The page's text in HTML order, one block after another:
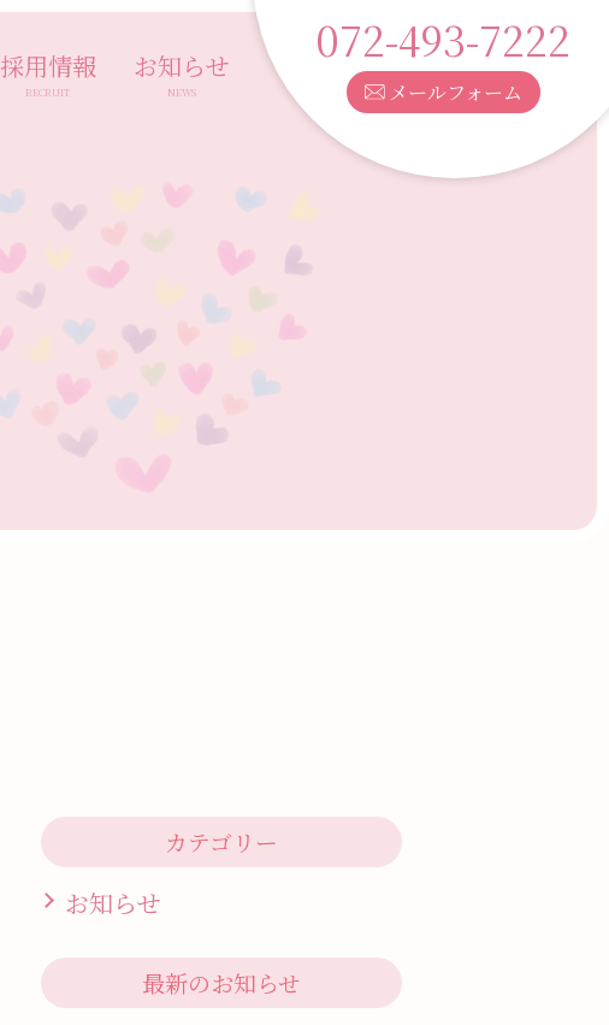
採用情報
RECRUIT
お知らせ
NEWS
072-493-7222
メールフォーム
カテゴリー
お知らせ
最新のお知らせ